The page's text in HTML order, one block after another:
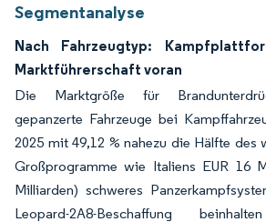
Segmentanalyse
Nach Fahrzeugtyp:
Marktführerschaft voran
Die Marktgröße für
gepanzerte Fahrzeuge bei
2025 mit 49,12 % nahezu die Hälfte des
Großprogramme wie Italiens EUR 16
Milliarden) schweres
Leopard-2A8-Beschaffung